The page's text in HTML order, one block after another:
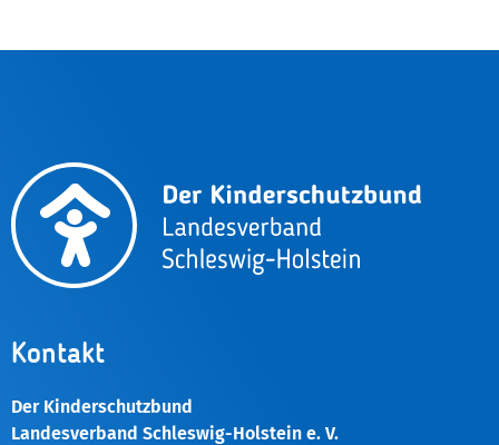
Kontakt
Der Kinderschutzbund
Landesverband Schleswig-Holstein e. V.